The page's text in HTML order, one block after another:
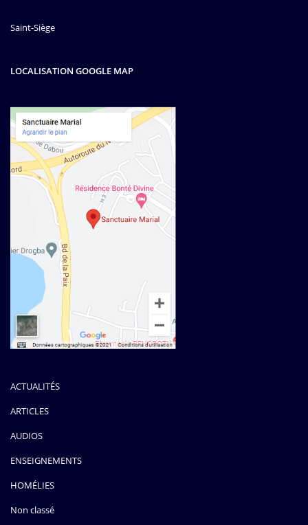
Saint-Siège
LOCALISATION GOOGLE MAP
ACTUALITÉS
ARTICLES
AUDIOS
ENSEIGNEMENTS
HOMÉLIES
Non classé